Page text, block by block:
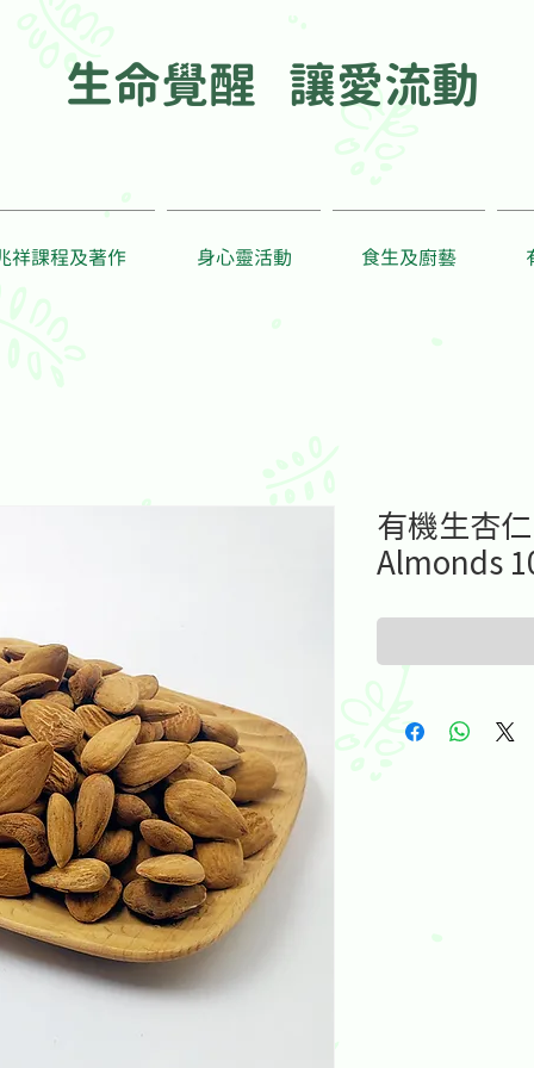
生命覺醒 讓愛流動
祥課程及著作 身心靈活動 食生及廚藝
有機生杏
Almonds